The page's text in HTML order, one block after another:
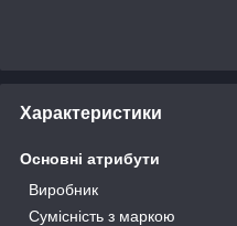
Характеристики
Основні атрибути
Виробник
Сумісність з маркою